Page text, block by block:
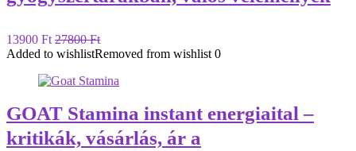
13900 Ft 27800 Ft
Added to wishlistRemoved from wishlist 0
GOAT Stamina instant energiaital –
kritikák, vásárlás, ár a